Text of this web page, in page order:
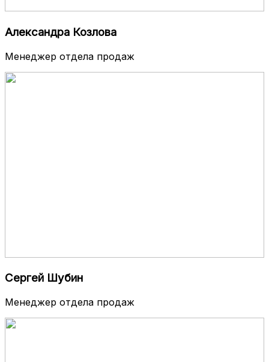
Александра Козлова
Менеджер отдела продаж
Сергей Шубин
Менеджер отдела продаж